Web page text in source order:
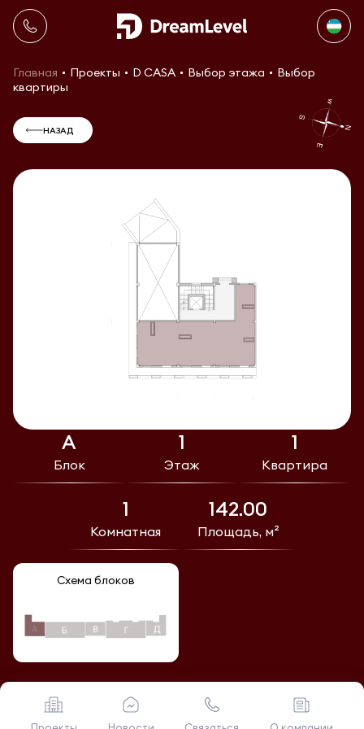
Главная Проекты D CASA Выбор этажа
Выбор
квартиры
А
Блок
1
Этаж
1
Квартира
1
Комнатная
142.00
Площадь, м²
Схема блоков
НАЗАД